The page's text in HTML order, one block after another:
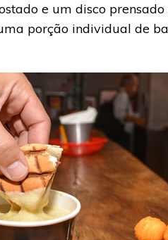
e um disco
porção individual de